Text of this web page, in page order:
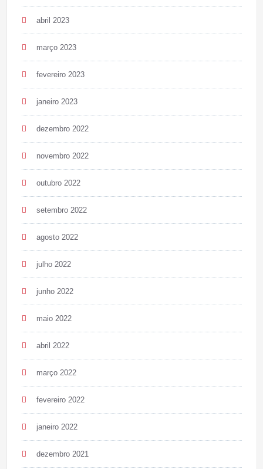
abril 2023
março 2023
fevereiro 2023
janeiro 2023
dezembro 2022
novembro 2022
outubro 2022
setembro 2022
agosto 2022
julho 2022
junho 2022
maio 2022
abril 2022
março 2022
fevereiro 2022
janeiro 2022
dezembro 2021